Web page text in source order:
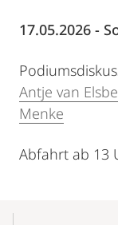
17.05.2026 -
Antje van
Menke
Abfahrt ab 13
Mobile-